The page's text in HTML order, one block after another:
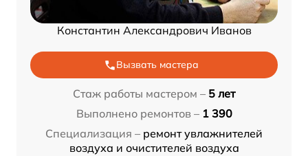
Константин Александрович Иванов
Вызвать мастера
Стаж работы мастером – 5 лет
Выполнено ремонтов – 1 390
Специализация – ремонт увлажнителей
воздуха и очистителей воздуха